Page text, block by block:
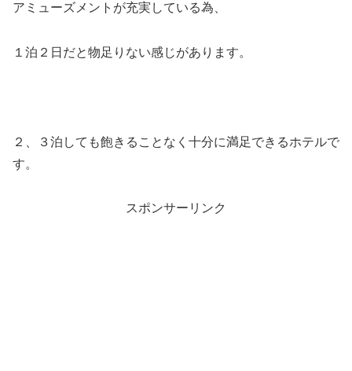
アミューズメントが充実している為、
１泊２日だと物足りない感じがあります。
２、３泊しても飽きることなく十分に満足できるホテルで
す。
スポンサーリンク